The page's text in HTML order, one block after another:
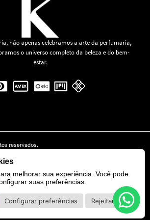
não apenas celebramos a arte da perfumaria,
o universo completo da beleza e do bem-
estar.
reservados.
B&B Business - 7° Andar - Vila Brasília -
POWERED BY DEVELOPED BY
melhorar sua experiência. Você pode
suas preferências.
Configurar preferências Rejeitar